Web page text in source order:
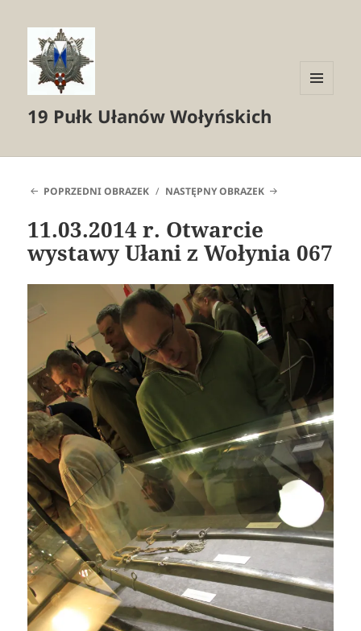
19 Pułk Ułanów Wołyńskich
POPRZEDNI OBRAZEK NASTĘPNY OBRAZEK
11.03.2014 r. Otwarcie
wystawy Ułani z Wołynia 067